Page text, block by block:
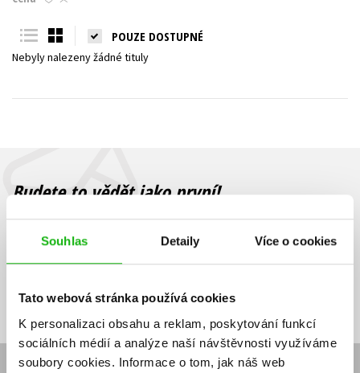
Souhlas Detaily Více o cookies
Tato webová stránka používá cookies
K personalizaci obsahu a reklam, poskytování funkcí
sociálních médií a analýze naší návštěvnosti využíváme
soubory cookies. Informace o tom, jak náš web
Young adult (SK)
Všechny tituly
POUZE DOSTUPNÉ
Nebyly nalezeny žádné tituly
Budete to vědět jako první!
Zajímá Vás, jaký knižní hit právě vychází, na jaké zboží je výhodná
sleva, jaká běží soutěž o ceny? Přihlášením k odběru našich e-
souhlasíte se zpracováním osobních údajů
mailová
adresa
mailová
adresa
Vaše e-mailová adresa Přihlásit se